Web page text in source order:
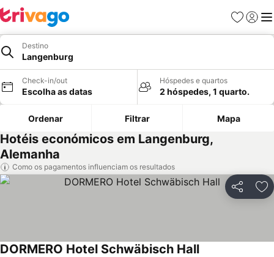
Favoritos
Iniciar
Destino
Langenburg
Check-in/out
Escolha as datas
Hóspedes e quartos
2 hóspedes, 1 quarto.
Ordenar Filtrar Mapa
Hotéis económicos em Langenburg,
Alemanha
Como os pagamentos influenciam os resultados
Partilhar
DORMERO Hotel Schwäbisch Hall